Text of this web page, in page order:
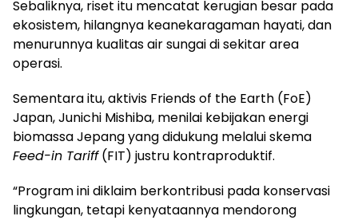
Sebaliknya, riset itu mencatat kerugian besar pada
ekosistem, hilangnya keanekaragaman hayati, dan
menurunnya kualitas air sungai di sekitar area
operasi.
Sementara itu, aktivis Friends of the Earth (FoE)
Japan, Junichi Mishiba, menilai kebijakan energi
biomassa Jepang yang didukung melalui skema
Feed-in Tariff(FIT) justru kontraproduktif.
“Program ini diklaim berkontribusi pada konservasi
lingkungan, tetapi kenyataannya mendorong